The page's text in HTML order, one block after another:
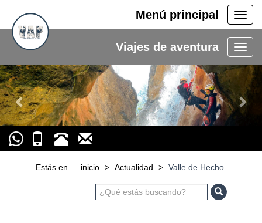
Menú principal
Viajes de aventura
Previous
Estás en... inicio > Actualidad > Valle de Hecho